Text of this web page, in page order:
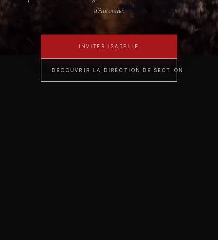
d'Automne.
INVITER ISABELLE
DÉCOUVRIR LA DIRECTION DE SECTION